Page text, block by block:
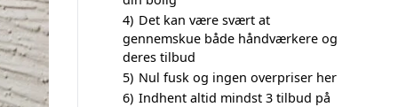
4) Det kan være svært at
gennemskue både håndværkere og
deres tilbud
5) Nul fusk og ingen overpriser her
6) Indhent altid mindst 3 tilbud på